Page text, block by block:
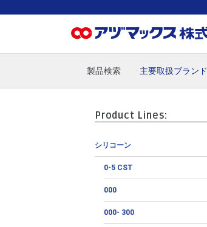
製品検索 主要取扱ブランド
Product Lines:
シリコーン
0-5 CST
000
000- 300